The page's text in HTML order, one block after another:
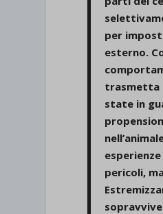
per
esterno.
trasmetta
state in
pericoli,